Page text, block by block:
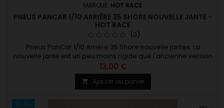
MARQUE: HOT RACE
PNEUS PANCAR 1/10 ARRIÈRE 35 SHORE NOUVELLE JANTE -
HOT RACE
(0)
Pneus PanCar 1/10 Arrière 35 Shore nouvelle jantes. La
nouvelle jante est un peu moins rigide que l'ancienne version
cela permet une meilleure motricité du train arrière. Pour
asphalte et moquette. Fixation par 4 vis M3x8 Existe en
plusieurs dureté. A lire : info nouvelle jante
13,00 €
 Ajouter au panier
37 SH